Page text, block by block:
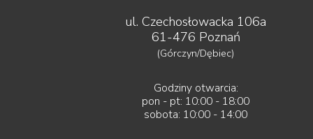
ul. Czechosłowacka 106a
61-476 Poznań
(Górczyn/Dębiec)
Godziny otwarcia:
pon - pt: 10:00 - 18:00
sobota: 10:00 - 14:00